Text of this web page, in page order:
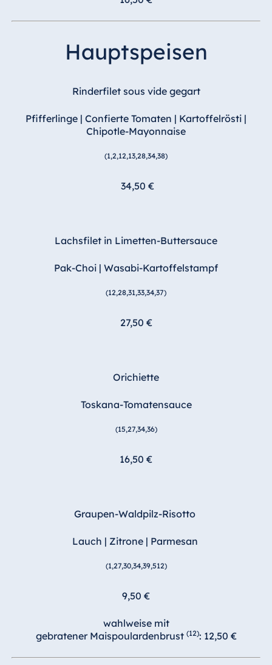
Hauptspeisen
Rinderfilet sous vide gegart
Pfifferlinge | Confierte Tomaten | Kartoffelrösti |
Chipotle-Mayonnaise
(1,2,12,13,28,34,38)
34,50 €
Lachsfilet in Limetten-Buttersauce
Pak-Choi | Wasabi-Kartoffelstampf
(12,28,31,33,34,37)
27,50 €
Orichiette
Toskana-Tomatensauce
(15,27,34,36)
16,50 €
Graupen-Waldpilz-Risotto
Lauch | Zitrone | Parmesan
(1,27,30,34,39,512)
9,50 €
wahlweise mit
gebratener Maispoulardenbrust (12): 12,50 €